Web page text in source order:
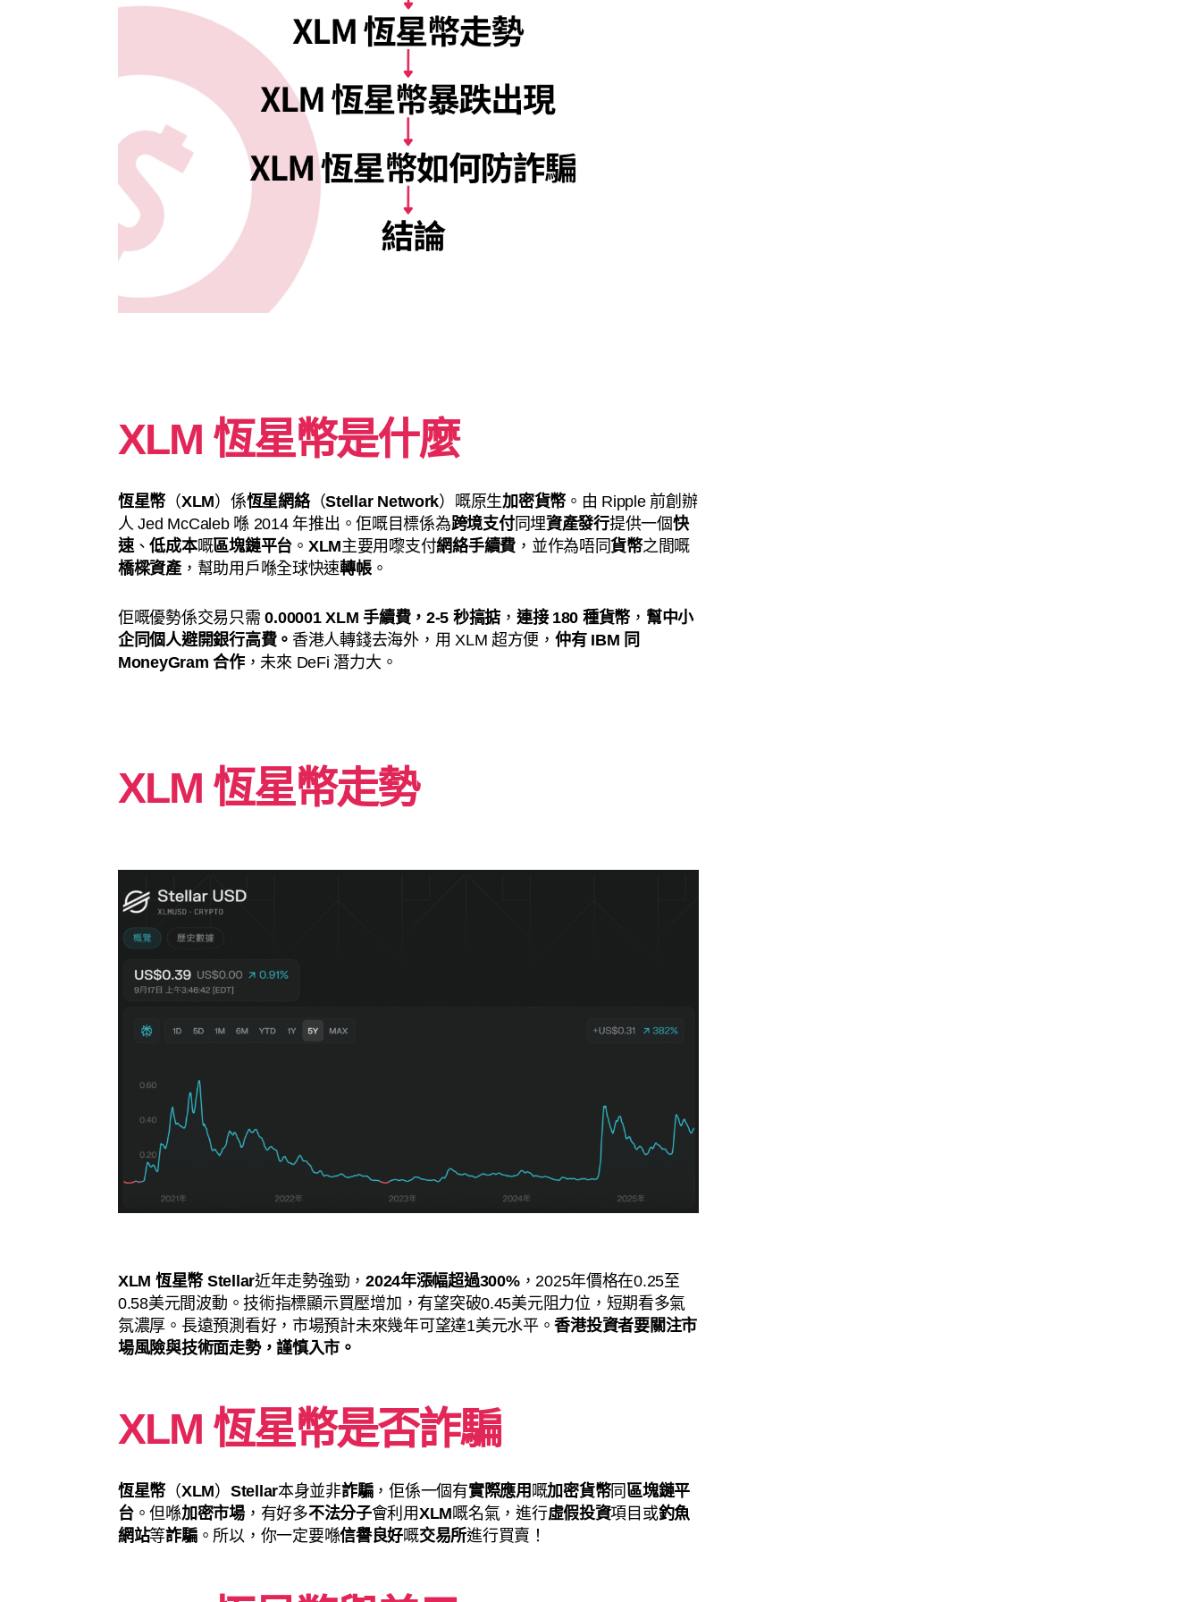
XLM 恆星幣是什麼
恆星幣（XLM）係恆星網絡（Stellar Network）嘅原生加密貨幣。由 Ripple 前創辦
人 Jed McCaleb 喺 2014 年推出。佢嘅目標係為跨境支付同埋資產發行提供一個快
速、低成本嘅區塊鏈平台 。 XLM主要用嚟支付網絡手續費 ，並作為唔同貨幣之間嘅
橋樑資產，幫助用戶喺全球快速轉帳。
佢嘅優勢係交易只需0.00001 XLM 手續費，2-5 秒搞掂 ， 連接 180 種貨幣， 幫中小
企同個人避開銀行高費。 香港人轉錢去海外，用 XLM 超方便， 仲有 IBM 同
MoneyGram 合作，未來 DeFi 潛力大。
XLM 恆星幣走勢
XLM 恆星幣 Stellar近年走勢強勁，2024年漲幅超過300%，2025年價格在0.25至
0.58美元間波動。技術指標顯示買壓增加，有望突破0.45美元阻力位，短期看多氣
氛濃厚。長遠預測看好，市場預計未來幾年可望達1美元水平。香港投資者要關注市
場風險與技術面走勢，謹慎入市。
XLM 恆星幣是否詐騙
恆星幣（XLM） Stellar本身並非詐騙，佢係一個有實際應用 嘅加密貨幣同 區塊鏈平
台。但喺加密市場，有好多不法分子會利用XLM嘅名氣，進行虛假投資項目或釣魚
網站等詐騙。所以，你一定要喺信譽良好嘅交易所進行買賣！